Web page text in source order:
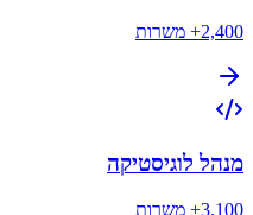
2,400+ משרות
מנהל לוגיסטיקה
3,100+ משרות